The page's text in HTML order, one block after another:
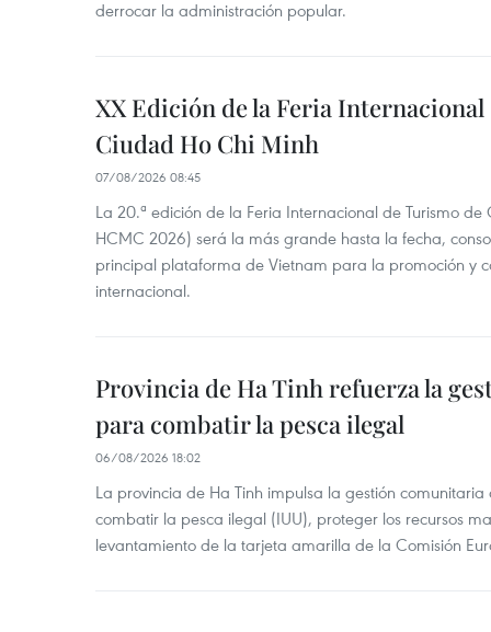
derrocar la administración popular.
XX Edición de la Feria
Ciudad Ho Chi Minh
07/08/2026 08:45
La 20.ª edición de la Feria Internacional de Turismo de
HCMC 2026) será la más grande hasta la fecha,
principal plataforma de Vietnam para la promoción y
internacional.
Provincia de Ha Tinh refuerza la
para combatir la pesca ilegal
06/08/2026 18:02
La provincia de Ha Tinh impulsa la gestión
combatir la pesca ilegal (IUU), proteger los recursos
levantamiento de la tarjeta amarilla de la Comisión